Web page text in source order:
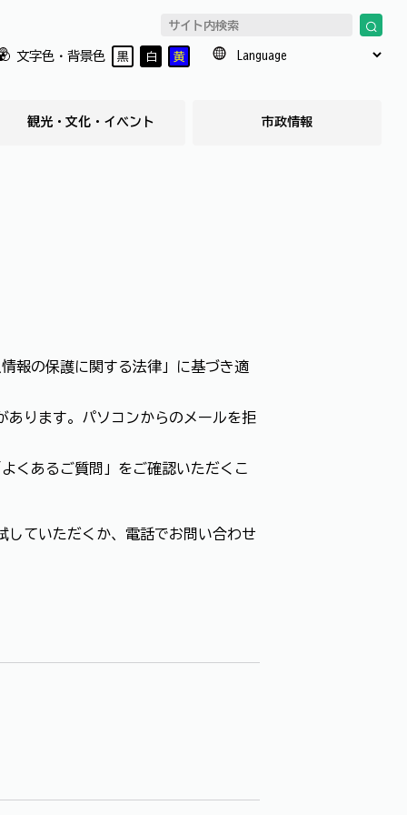
文字色・背景色 黒 白 黄
観光・文化・イベント 市政情報
報の保護に関する法律」に基づき適
あります。パソコンからのメールを拒
くあるご質問」をご確認いただくこ
ていただくか、電話でお問い合わせ